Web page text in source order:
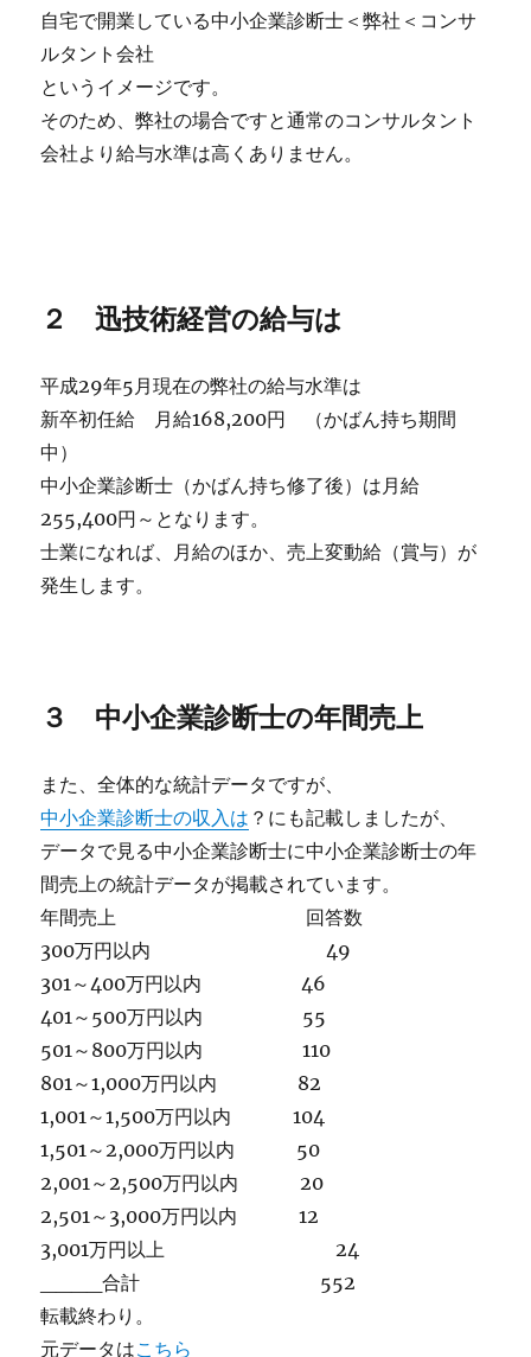
自宅で開業している中小企業診断士＜弊社＜コンサ
ルタント会社
というイメージです。
そのため、弊社の場合ですと通常のコンサルタント
会社より給与水準は高くありません。
２ 迅技術経営の給与は
平成29年5月現在の弊社の給与水準は
新卒初任給 月給168,200円 （かばん持ち期間
中）
中小企業診断士（かばん持ち修了後）は月給
255,400円～となります。
士業になれば、月給のほか、売上変動給（賞与）が
発生します。
３ 中小企業診断士の年間売上
また、全体的な統計データですが、
中小企業診断士の収入は ？にも記載しましたが、
データで見る中小企業診断士に中小企業診断士の年
間売上の統計データが掲載されています。
年間売上 回答数
300万円以内 49
301～400万円以内 46
401～500万円以内 55
501～800万円以内 110
801～1,000万円以内 82
1,001～1,500万円以内 104
1,501～2,000万円以内 50
2,001～2,500万円以内 20
2,501～3,000万円以内 12
3,001万円以上 24
____合計 552
転載終わり。
元データはこちら